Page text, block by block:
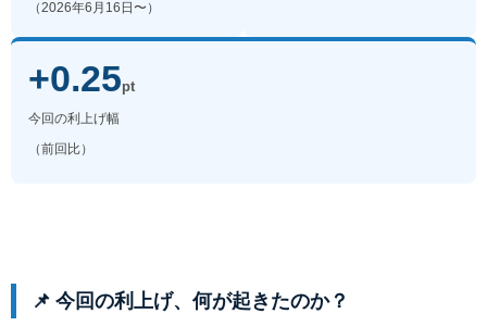
（2026年6月16日〜）
+0.25pt
今回の利上げ幅
（前回比）
📌 今回の利上げ、何が起きたのか？